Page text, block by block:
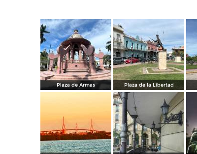
Plaza de Armas Plaza de la Libertad